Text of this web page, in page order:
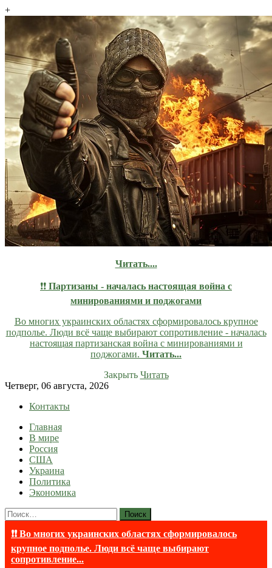
+
Читать....
❗❗ Партизаны - началась настоящая война с
минированиями и поджогами
Во многих украинских областях сформировалось крупное
подполье. Люди всё чаще выбирают сопротивление - началась
настоящая партизанская война с минированиями и
поджогами. Читать...
Закрыть Читать
Skip
content
Четверг, 06 августа, 2026
Контакты
lentaruss
lentaruss — Новости
Главная
В мире
Россия
США
Украина
Политика
Экономика
Найти:
❗❗ Во многих украинских областях сформировалось
крупное подполье. Люди всё чаще выбирают
сопротивление...